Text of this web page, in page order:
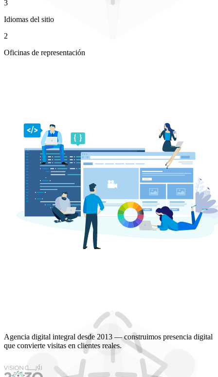
3
Idiomas del sitio
2
Oficinas de representación
Agencia digital integral desde 2013 — construimos presencia digital
que convierte visitas en clientes reales.